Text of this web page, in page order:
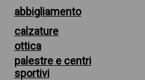
abbigliamento
calzature
ottica
palestre e centri
sportivi